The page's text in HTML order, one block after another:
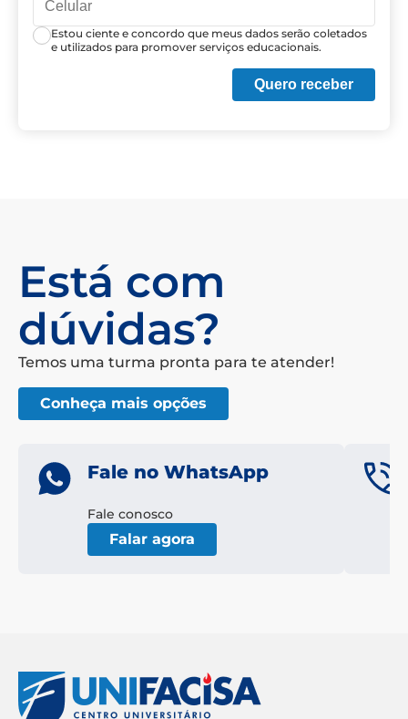
Estou ciente e concordo que meus dados serão coletados
e utilizados para promover serviços educacionais.
Quero receber
Está com
dúvidas?
Temos uma turma pronta para te atender!
Conheça mais opções
Fale no WhatsApp
Fale conosco
Falar agora